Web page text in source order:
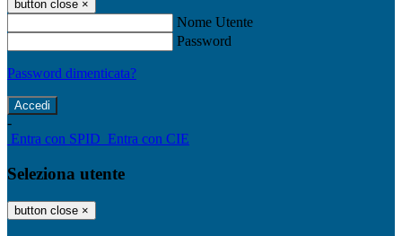
button close ×
Nome Utente
Password
Password dimenticata?
-
Entra con SPID Entra con CIE
Seleziona utente
button close ×